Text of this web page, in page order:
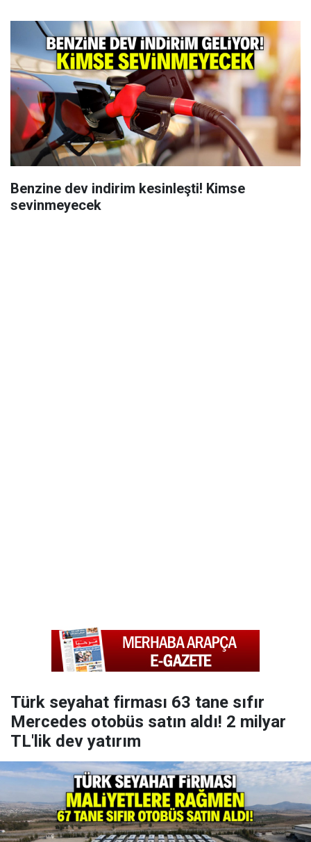
Benzine dev indirim kesinleşti! Kimse
sevinmeyecek
Türk seyahat firması 63 tane sıfır
Mercedes otobüs satın aldı! 2 milyar
TL'lik dev yatırım